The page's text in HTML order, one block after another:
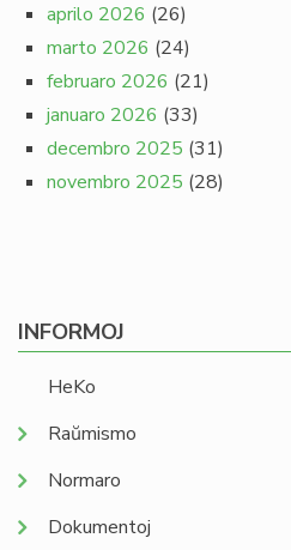
aprilo 2026 (26)
marto 2026 (24)
februaro 2026 (21)
januaro 2026 (33)
decembro 2025 (31)
novembro 2025 (28)
INFORMOJ
HeKo
Raŭmismo
Normaro
Dokumentoj